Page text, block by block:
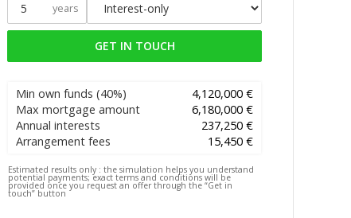
years
GET IN TOUCH
Min own funds (40%)
4,120,000 €
Max mortgage amount
6,180,000 €
Annual interests
237,250 €
Arrangement fees
15,450 €
Estimated results only : the simulation helps you understand
potential payments; exact terms and conditions will be
provided once you request an offer through the “Get in
touch” button